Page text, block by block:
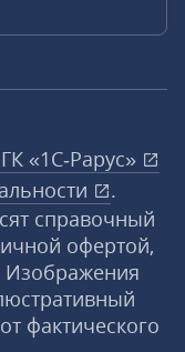
«1С‑Рарус»
.
справочный
офертой,
Изображения
фактического